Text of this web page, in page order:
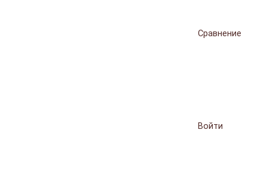
Сравнение
Войти